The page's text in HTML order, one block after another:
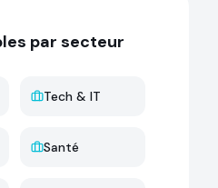
par secteur
Tech & IT
Santé